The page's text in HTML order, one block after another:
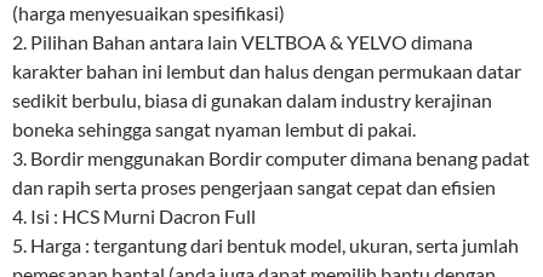
(harga menyesuaikan spesifikasi)
2. Pilihan Bahan antara lain VELTBOA & YELVO dimana
karakter bahan ini lembut dan halus dengan permukaan datar
sedikit berbulu, biasa di gunakan dalam industry kerajinan
boneka sehingga sangat nyaman lembut di pakai.
3. Bordir menggunakan Bordir computer dimana benang padat
dan rapih serta proses pengerjaan sangat cepat dan efisien
4. Isi : HCS Murni Dacron Full
5. Harga : tergantung dari bentuk model, ukuran, serta jumlah